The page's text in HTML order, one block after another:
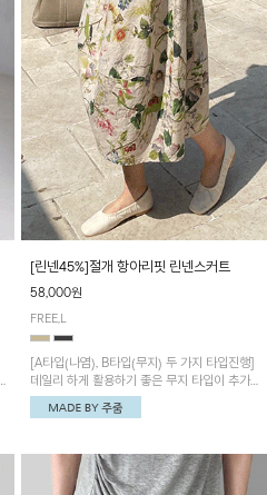
[린넨45%]절개 항아리핏 린넨스커트
58,000원
FREE,L
[A타입(나염), B타입(무지) 두 가지 타입진행]
데일리 하게 활용하기 좋은 무지 타입이 추가
되었어요~ 볼륨감 있는 항아리핏 실루엣이 유
니크하며 포켓디테일이 POINT!